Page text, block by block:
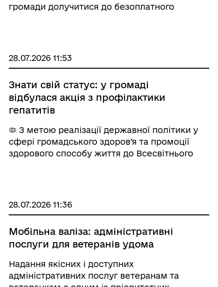
громади долучитися до безоплатного
простору “Біб ...
28.07.2026 11:53
Знати свій статус: у громаді
відбулася акція з профілактики
гепатитів
🦠 З метою реалізації державної політики у
сфері громадського здоров’я та промоції
здорового способу життя до Всесвітнього
МОЗ&raq ...
28.07.2026 11:36
Мобільна валіза: адміністративні
послуги для ветеранів удома
Надання якісних і доступних
адміністративних послуг ветеранам та